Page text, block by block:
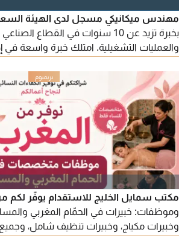
مهندس ميكانيكي مسجل لدى الهيئة
بخبرة تزيد عن 10 سنوات في القطاع
والعمليات التشغيلية. امتلك خبرة واسعة في
كفاءة المعدات والانتاجية، وإدارة فرق العمل.
وتنفيذ المشاريع الصناعية، ومتابعة الأداء
واجراءات الجودة والسلامة، مع القدرة
مكتب سمايل الخليج للاستقدام يوفّر
وموظفات: خبيرات في الحمّام المغربي
وخبيرات مكياج، وخبيرات تنظيف شامل،